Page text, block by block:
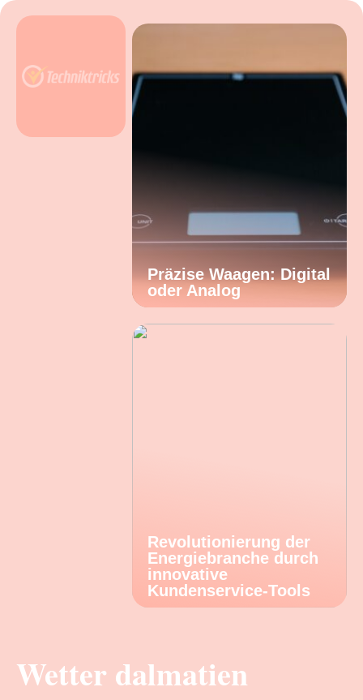
Präzise Waagen: Digital
oder Analog
Revolutionierung der
Energiebranche durch
innovative
Kundenservice-Tools
Wetter dalmatien